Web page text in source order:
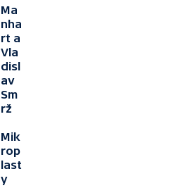
Ma
nha
rt a
Vla
disl
av
Sm
rž
Mik
rop
last
y